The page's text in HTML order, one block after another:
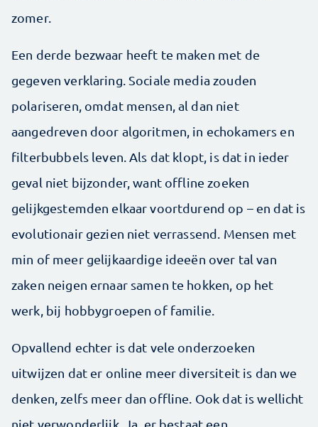
zomer.
Een derde bezwaar heeft te maken met de
gegeven verklaring. Sociale media zouden
polariseren, omdat mensen, al dan niet
aangedreven door algoritmen, in echokamers en
filterbubbels leven. Als dat klopt, is dat in ­ieder
geval niet bijzonder, want offline zoeken
gelijkgestemden elkaar voortdurend op – en dat is
evolutionair gezien niet verrassend. Mensen met
min of meer gelijkaardige ideeën over tal van
zaken neigen ernaar ­samen te hokken, op het
werk, bij hobbygroepen of familie.
Opvallend echter is dat vele onderzoeken
uitwijzen dat er online meer diversiteit is dan we
denken, zelfs meer dan offline. Ook dat is wellicht
niet verwonderlijk. Ja, er bestaat een